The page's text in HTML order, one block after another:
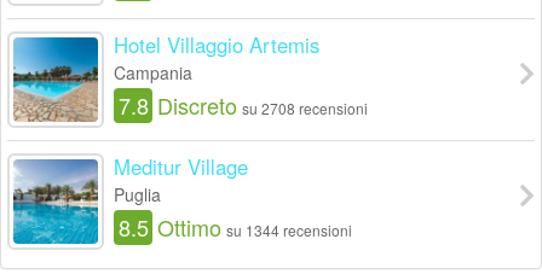
Hotel Villaggio Artemis
Campania
7.8 Discreto su 2708 recensioni
Meditur Village
Puglia
8.5 Ottimo su 1344 recensioni